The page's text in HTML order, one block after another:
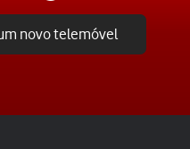
novo telemóvel